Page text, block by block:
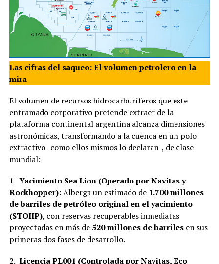
Las cifras del saqueo: El volumen petrolero en la
mira
El volumen de recursos hidrocarburíferos que este
entramado corporativo pretende extraer de la
plataforma continental argentina alcanza dimensiones
astronómicas, transformando a la cuenca en un polo
extractivo -como ellos mismos lo declaran-, de clase
mundial:
1. Yacimiento Sea Lion (Operado por Navitas y
Rockhopper):Alberga un estimado de 1.700 millones
de barriles de petróleo original en el yacimiento
(STOIIP), con reservas recuperables inmediatas
proyectadas en más de 520 millones de barrilesen sus
primeras dos fases de desarrollo.
2. Licencia PL001 (Controlada por Navitas, Eco